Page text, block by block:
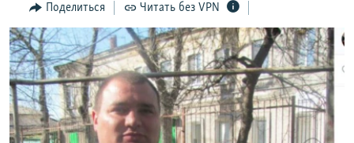
ТЕЛЕПРОЕКТ КРЫМ.РЕАЛИИ
СОВЕТЫ ПРАВОЗАЩИТНИКОВ
ПРОПАВШИЕ БЕЗ ВЕСТИ
ПОБЕДИТЕЛЕЙ НЕ СУДЯТ?
КРЫМ.НЕПОКОРЕННЫЙ
Qırımtatar
ПРИСОЕДИНЯЙТЕСЬ!
Поделиться Читать без VPN